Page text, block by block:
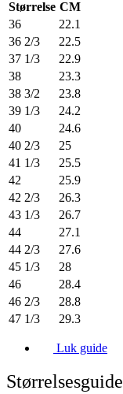
Størrelse CM
36
22.1
36 2/3
22.5
37 1/3
22.9
38
23.3
38 3/2
23.8
39 1/3
24.2
40
24.6
40 2/3
25
41 1/3
25.5
42
25.9
42 2/3
26.3
43 1/3
26.7
44
27.1
44 2/3
27.6
45 1/3
28
46
28.4
46 2/3
28.8
47 1/3
29.3
Luk guide
Størrelsesguide